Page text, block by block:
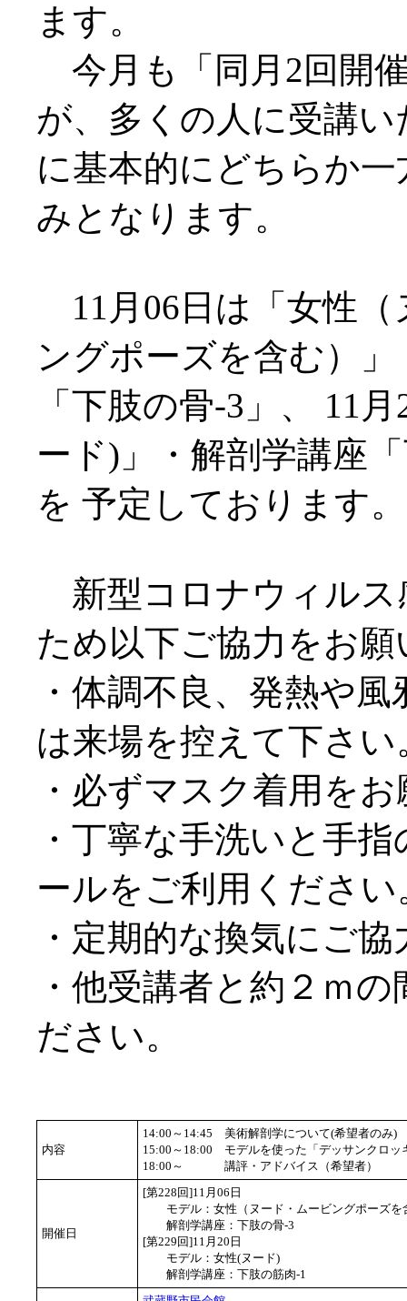
ます。
今月も「同月2回開
が、多くの人に受講
に基本的にどちらか
みとなります。
11月06日は「女性（
ングポーズを含む）
「下肢の骨-3」、 11
ード)」・解剖学講座
を 予定しております。
新型コロナウィルス
ため以下ご協力をお
・体調不良、発熱や
は来場を控えて下さい
・必ずマスク着用を
・丁寧な手洗いと手
ールをご利用ください
・定期的な換気にご
・他受講者と約２ｍ
ださい。
内容
14:00～14:45
15:00～18:00
18:00～
美術解剖学について(希望者のみ)
モデルを使った「デッサンクロッ
講評・アドバイス（希望者）
開催日
[第228回]11月06日
モデル：女性（ヌード・ムービングポーズを
解剖学講座：下肢の骨-3
[第229回]11月20日
モデル：女性(ヌード)
解剖学講座：下肢の筋肉-1